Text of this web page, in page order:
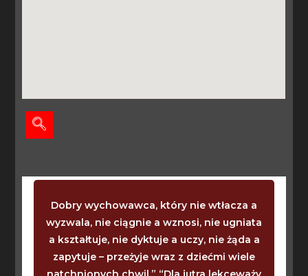
Dobry wychowawca, który nie wtłacza a
wyzwala, nie ciągnie a wznosi, nie ugniata
a kształtuje, nie dyktuje a uczy, nie żąda a
zapytuje – przeżyje wraz z dziećmi wiele